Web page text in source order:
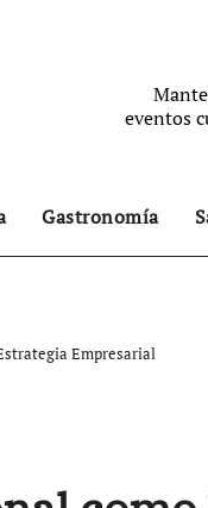
eventos
Gastronomía
Empresarial